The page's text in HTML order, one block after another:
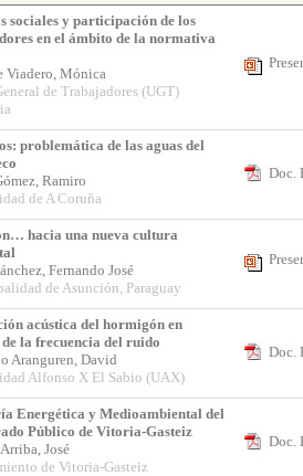
sociales y participación de los
en el ámbito de la normativa
Viadero, Mónica
de Trabajadores (UGT)
problemática de las aguas del
Ramiro
de A Coruña
Doc.
hacia una nueva cultura
Fernando José
de Asunción, Paraguay
acústica del hormigón en
la frecuencia del ruido
Aranguren, David
Alfonso X El Sabio (UAX)
Doc.
Energética y Medioambiental del
Público de Vitoria-Gasteiz
José
de Vitoria-Gasteiz
Doc.